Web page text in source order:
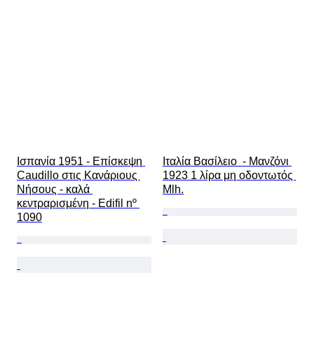
Ισπανία 1951 - Επίσκεψη
Caudillo στις Κανάριους
Νήσους - καλά
κεντραρισμένη - Edifil nº
1090
Ιταλία Βασίλειο  - Μανζόνι
1923 1 λίρα μη οδοντωτός
Μlh.